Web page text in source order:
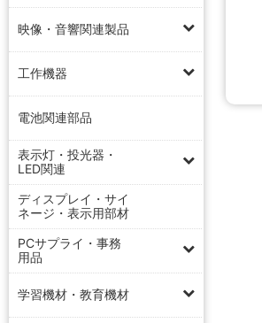
映像・音響関連製品
工作機器
電池関連部品
表示灯・投光器・
LED関連
ディスプレイ・サイ
ネージ・表示用部材
PCサプライ・事務
用品
学習機材・教育機材